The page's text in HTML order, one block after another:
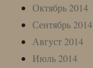
Октябрь 2014
Сентябрь 2014
Август 2014
Июль 2014